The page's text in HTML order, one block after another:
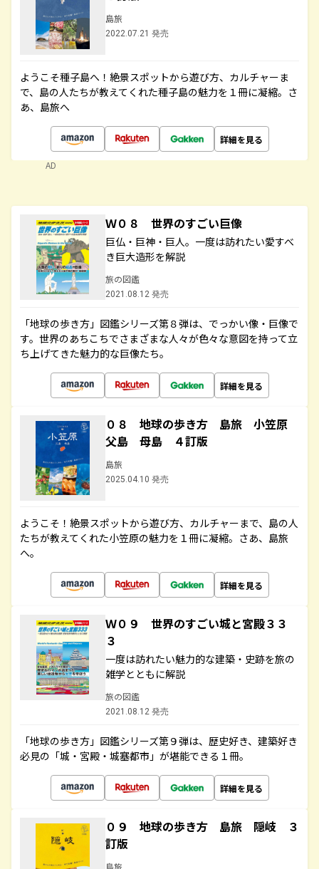
島旅
2022.07.21 発売
ようこそ種子島へ！絶景スポットから遊び方、カルチャーま
で、島の人たちが教えてくれた種子島の魅力を１冊に凝縮。さ
あ、島旅へ
詳細を見る
AD
Ｗ０８ 世界のすごい巨像
巨仏・巨神・巨人。一度は訪れたい愛すべ
き巨大造形を解説
旅の図鑑
2021.08.12 発売
「地球の歩き方」図鑑シリーズ第８弾は、でっかい像・巨像で
す。世界のあちこちでさまざまな人々が色々な意図を持って立
ち上げてきた魅力的な巨像たち。
詳細を見る
０８ 地球の歩き方 島旅 小笠原
父島 母島 ４訂版
島旅
2025.04.10 発売
ようこそ！絶景スポットから遊び方、カルチャーまで、島の人
たちが教えてくれた小笠原の魅力を１冊に凝縮。さあ、島旅
へ。
詳細を見る
Ｗ０９ 世界のすごい城と宮殿３３
３
一度は訪れたい魅力的な建築・史跡を旅の
雑学とともに解説
旅の図鑑
2021.08.12 発売
「地球の歩き方」図鑑シリーズ第９弾は、歴史好き、建築好き
必見の「城・宮殿・城塞都市」が堪能できる１冊。
詳細を見る
０９ 地球の歩き方 島旅 隠岐 ３
訂版
島旅